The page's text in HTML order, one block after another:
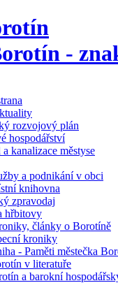
rozvojový plán
hospodářství
kanalizace městyse
a podnikání v obci
knihovna
zpravodaj
hřbitovy
články o Borotíně
kroniky
- Paměti městečka
v literatuře
a barokní